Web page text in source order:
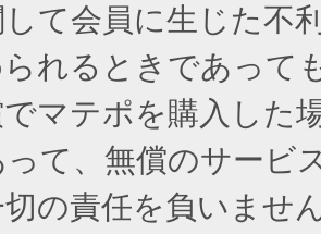
て会員に生じた不
れるときであって
マテポを購入した
て、無償のサービ
の責任を負いませ